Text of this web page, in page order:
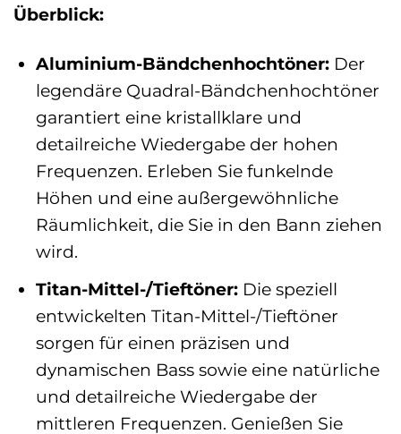
Überblick:
Aluminium-Bändchenhochtöner:Der
legendäre Quadral-Bändchenhochtöner
garantiert eine kristallklare und
detailreiche Wiedergabe der hohen
Frequenzen. Erleben Sie funkelnde
Höhen und eine außergewöhnliche
Räumlichkeit, die Sie in den Bann ziehen
wird.
Titan-Mittel-/Tieftöner:Die speziell
entwickelten Titan-Mittel-/Tieftöner
sorgen für einen präzisen und
dynamischen Bass sowie eine natürliche
und detailreiche Wiedergabe der
mittleren Frequenzen. Genießen Sie